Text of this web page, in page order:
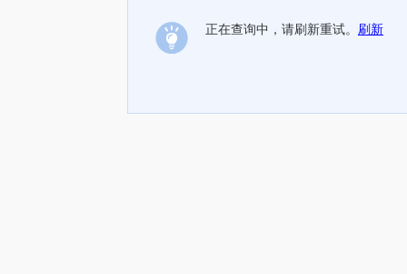
正在查询中，请刷新重试。 刷新